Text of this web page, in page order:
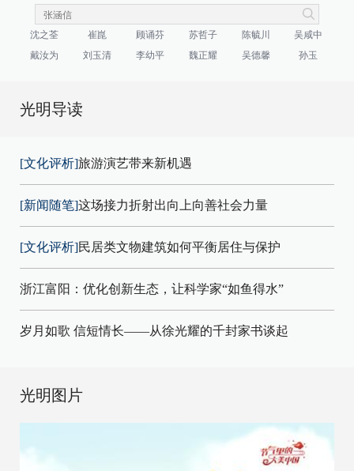
沈之荃 崔崑 顾诵芬 苏哲子 陈毓川
吴咸中
戴汝为
刘玉清 李幼平 魏正耀 吴德馨 孙玉
光明导读
[文化评析]旅游演艺带来新机遇
[新闻随笔]这场接力折射出向上向善社会力量
[文化评析]民居类文物建筑如何平衡居住与保护
浙江富阳：优化创新生态，让科学家“如鱼得水”
岁月如歌 信短情长——从徐光耀的千封家书谈起
光明图片